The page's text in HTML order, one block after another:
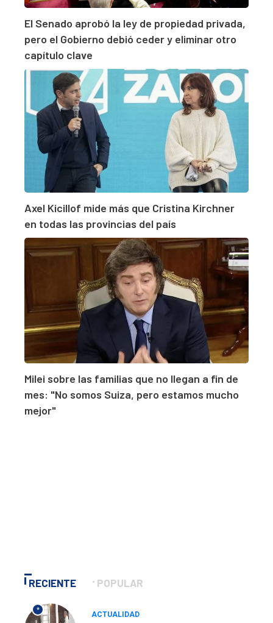
El Senado aprobó la ley de propiedad privada,
pero el Gobierno debió ceder y eliminar otro
capítulo clave
Axel Kicillof mide más que Cristina Kirchner
en todas las provincias del país
Milei sobre las familias que no llegan a fin de
mes: "No somos Suiza, pero estamos mucho
mejor"
RECIENTE POPULAR
*
ACTUALIDAD